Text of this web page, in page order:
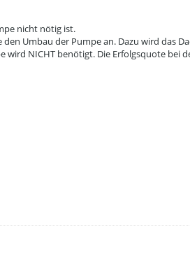
nicht nötig ist.
Umbau der Pumpe an. Dazu wird das
NICHT benötigt. Die Erfolgsquote bei